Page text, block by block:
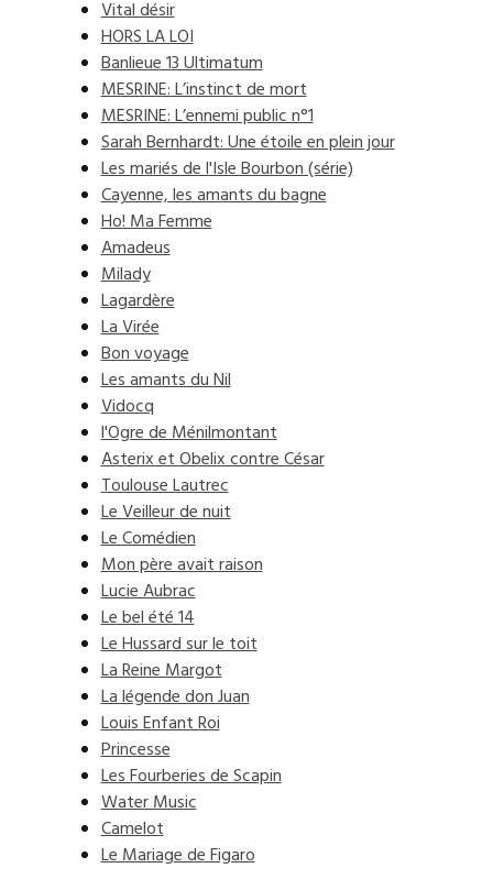
Vital désir
HORS LA LOI
Banlieue 13 Ultimatum
MESRINE: L’instinct de mort
MESRINE: L’ennemi public n°1
Sarah Bernhardt: Une étoile en plein jour
Les mariés de l'Isle Bourbon (série)
Cayenne, les amants du bagne
Ho! Ma Femme
Amadeus
Milady
Lagardère
La Virée
Bon voyage
Les amants du Nil
Vidocq
l'Ogre de Ménilmontant
Asterix et Obelix contre César
Toulouse Lautrec
Le Veilleur de nuit
Le Comédien
Mon père avait raison
Lucie Aubrac
Le bel été 14
Le Hussard sur le toit
La Reine Margot
La légende don Juan
Louis Enfant Roi
Princesse
Les Fourberies de Scapin
Water Music
Camelot
Le Mariage de Figaro